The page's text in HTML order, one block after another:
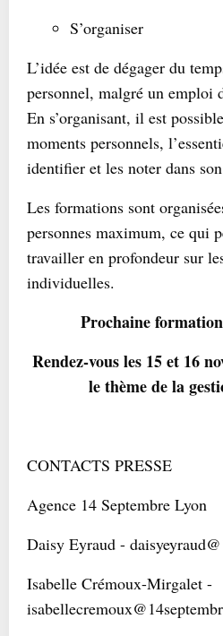
S’organiser
L’idée est de dégager du
personnel, malgré un emploi
En s’organisant, il est
moments personnels,
identifier et les noter dans
Les formations sont
personnes maximum, ce qui
travailler en profondeur sur
individuelles.
Prochaine
Rendez-vous les 15 et 16
le thème de la
CONTACTS PRESSE
Agence 14 Septembre Lyon
Daisy Eyraud -
Isabelle Crémoux-Mirgalet -